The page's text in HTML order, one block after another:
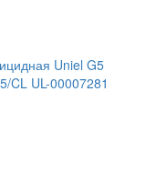
Uniel G5
CL UL-00007281